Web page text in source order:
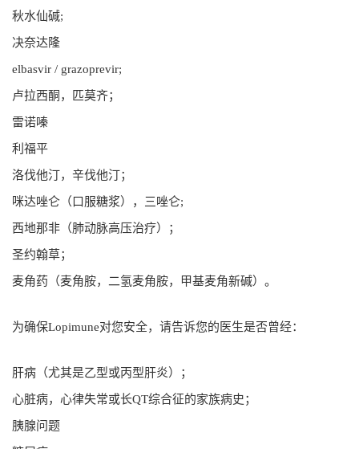
秋水仙碱;
决奈达隆
elbasvir / grazoprevir;
卢拉西酮，匹莫齐；
雷诺嗪
利福平
洛伐他汀，辛伐他汀；
咪达唑仑（口服糖浆），三唑仑;
西地那非（肺动脉高压治疗）；
圣约翰草；
麦角药（麦角胺，二氢麦角胺，甲基麦角新碱）。
为确保Lopimune对您安全，请告诉您的医生是否曾经：
肝病（尤其是乙型或丙型肝炎）；
心脏病，心律失常或长QT综合征的家族病史；
胰腺问题